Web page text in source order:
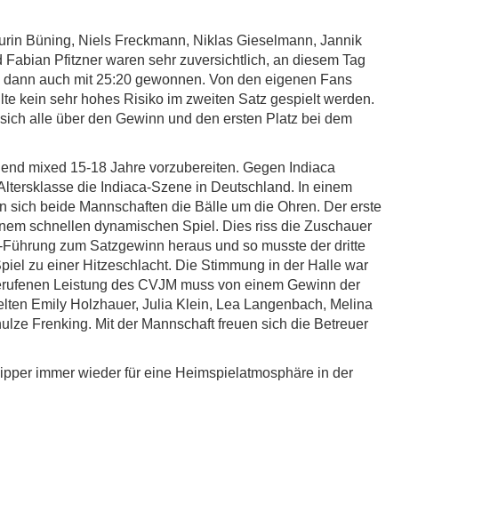
Büning, Niels Freckmann, Niklas Gieselmann, Jannik
Pfitzner waren sehr zuversichtlich, an diesem Tag
auch mit 25:20 gewonnen. Von den eigenen Fans
kein sehr hohes Risiko im zweiten Satz gespielt werden.
alle über den Gewinn und den ersten Platz bei dem
mixed 15-18 Jahre vorzubereiten. Gegen Indiaca
die Indiaca-Szene in Deutschland. In einem
beide Mannschaften die Bälle um die Ohren. Der erste
schnellen dynamischen Spiel. Dies riss die Zuschauer
zum Satzgewinn heraus und so musste der dritte
zu einer Hitzeschlacht. Die Stimmung in der Halle war
Leistung des CVJM muss von einem Gewinn der
Emily Holzhauer, Julia Klein, Lea Langenbach, Melina
Frenking. Mit der Mannschaft freuen sich die Betreuer
immer wieder für eine Heimspielatmosphäre in der